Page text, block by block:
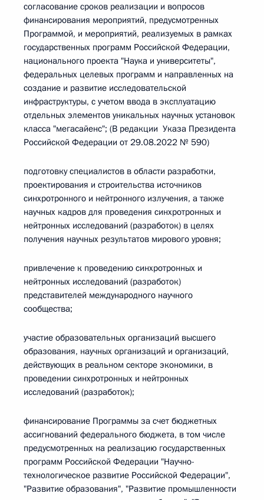
согласование сроков реализации и вопросов
финансирования мероприятий, предусмотренных
Программой, и мероприятий, реализуемых в рамках
государственных программ Российской Федерации,
национального проекта "Наука и университеты",
федеральных целевых программ и направленных на
создание и развитие исследовательской
инфраструктуры, с учетом ввода в эксплуатацию
отдельных элементов уникальных научных установок
класса "мегасайенс"; (В редакции Указа Президента
Российской Федерации от 29.08.2022 № 590)
подготовку специалистов в области разработки,
проектирования и строительства источников
синхротронного и нейтронного излучения, а также
научных кадров для проведения синхротронных и
нейтронных исследований (разработок) в целях
получения научных результатов мирового уровня;
привлечение к проведению синхротронных и
нейтронных исследований (разработок)
представителей международного научного
сообщества;
участие образовательных организаций высшего
образования, научных организаций и организаций,
действующих в реальном секторе экономики, в
проведении синхротронных и нейтронных
исследований (разработок);
финансирование Программы за счет бюджетных
ассигнований федерального бюджета, в том числе
предусмотренных на реализацию государственных
программ Российской Федерации "Научно-
технологическое развитие Российской Федерации",
"Развитие образования", "Развитие промышленности